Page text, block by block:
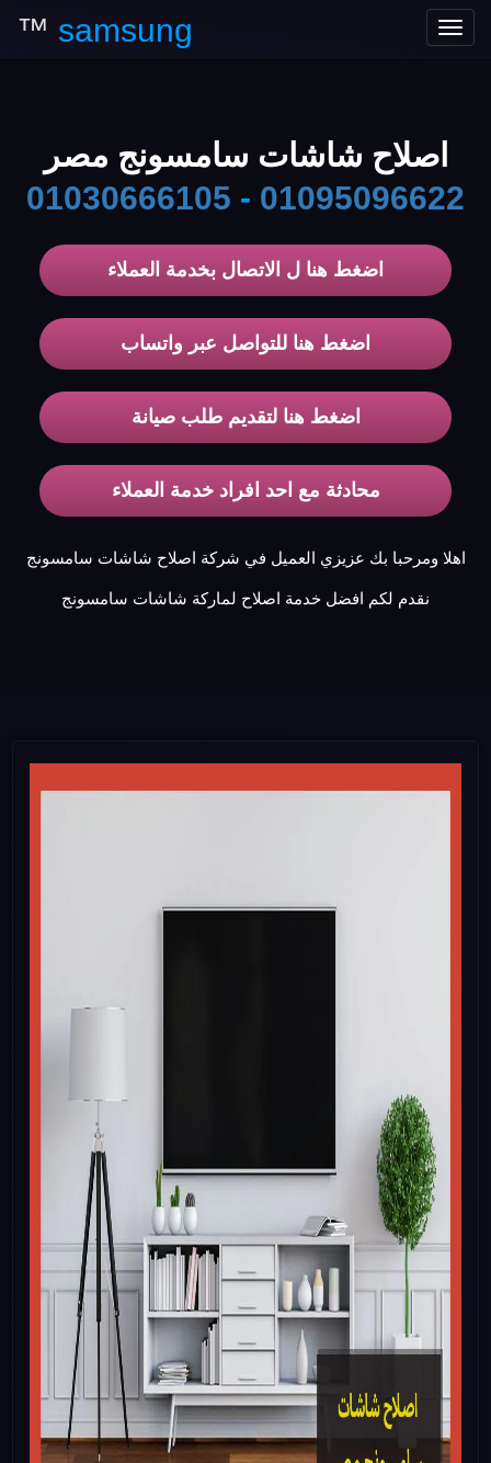
Toggle
samsung
™
اصلاح شاشات سامسونج مصر
01095096622
-
01030666105
اضغط هنا ل الاتصال بخدمة العملاء
اضغط هنا للتواصل عبر واتساب
اضغط هنا لتقديم طلب صيانة
محادثة مع احد افراد خدمة العملاء
اهلا ومرحبا بك عزيزي العميل في شركة اصلاح شاشات سامسونج
نقدم لكم افضل خدمة اصلاح لماركة شاشات سامسونج